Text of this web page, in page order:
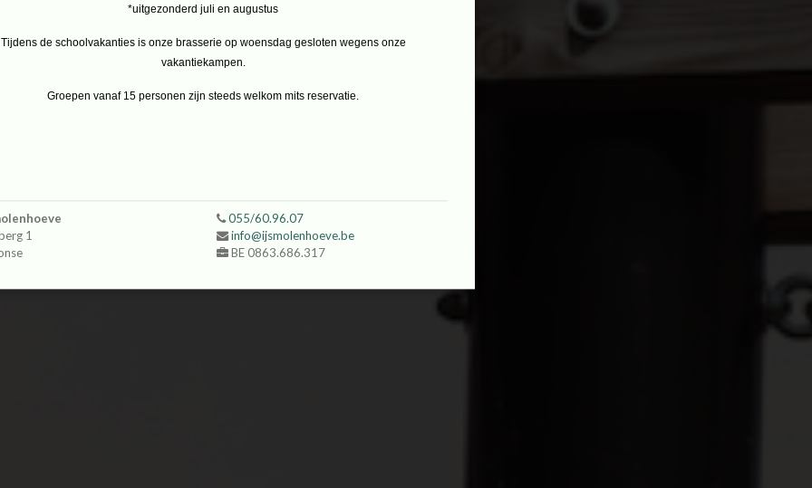
*uitgezonderd juli en augustus
Tijdens de schoolvakanties is onze brasserie op woensdag gesloten wegens onze
vakantiekampen.
Groepen vanaf 15 personen zijn steeds welkom mits reservatie.
1
055/60.96.07
info@ijsmolenhoeve.be
BE 0863.686.317